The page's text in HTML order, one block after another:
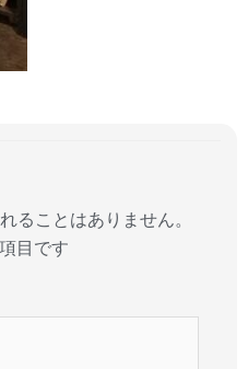
ることはありません。
目です